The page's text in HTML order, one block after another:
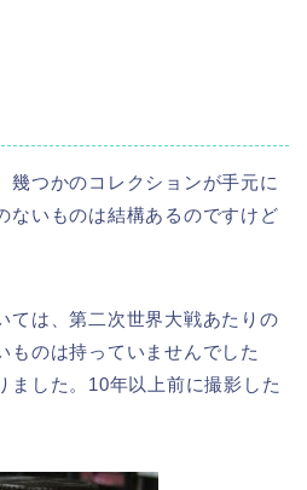
幾つかのコレクションが手元に
ないものは結構あるのですけど
ては、第二次世界大戦あたりの
ものは持っていませんでした
ました。10年以上前に撮影した